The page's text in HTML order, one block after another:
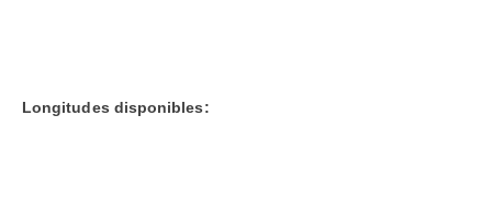
Longitudes disponibles: